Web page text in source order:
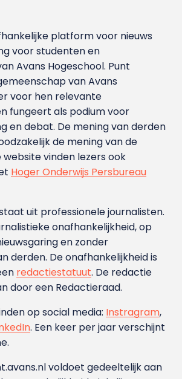
platform voor nieuws
voor studenten en
Avans Hoge­school. Punt
van Avans
voor hen relevante
fungeert als podium voor
en debat. De mening van derden
de mening van de
vinden lezers ook
Hoger Onderwijs Persbureau
uit professionele journalisten.
onafhankelijkheid, op
en zonder
derden. De onafhankelijkheid is
redactiestatuut. De redactie
door een Redactieraad.
op social media: Instragram,
. Een keer per jaar verschijnt
voldoet gedeeltelijk aan